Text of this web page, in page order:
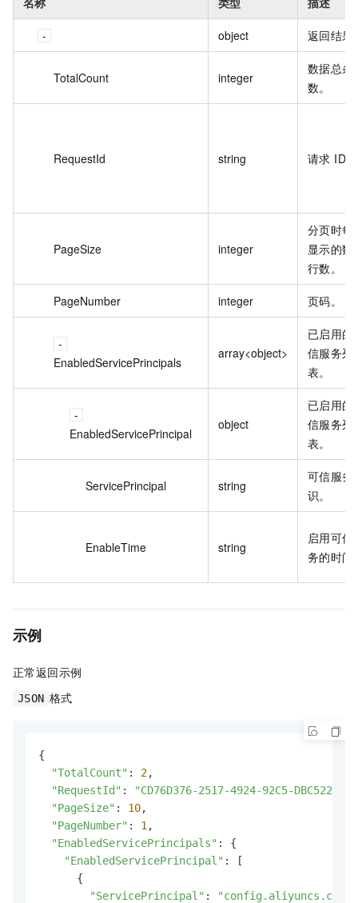
object 返回结果
TotalCount integer
数据总条
数。
RequestId string 请求 ID。
PageSize integer
分页时每
显示的数
行数。
PageNumber integer 页码。
EnabledServicePrincipals
array<object>
已启用的
信服务列
表。
EnabledServicePrincipal
object
已启用的
信服务列
表。
ServicePrincipal string
可信服务
识。
EnableTime string
启用可信
务的时间
示例
正常返回示例
JSON 格式
{
"TotalCount" : 2,
"RequestId" :
"CD76D376-2517-4924-92C5-
"PageSize" : 10,
"PageNumber" : 1 ,
"EnabledServicePrincipals" : {
"EnabledServicePrincipal" : [
      {
"ServicePrincipal" : "config.aliyuncs.com"